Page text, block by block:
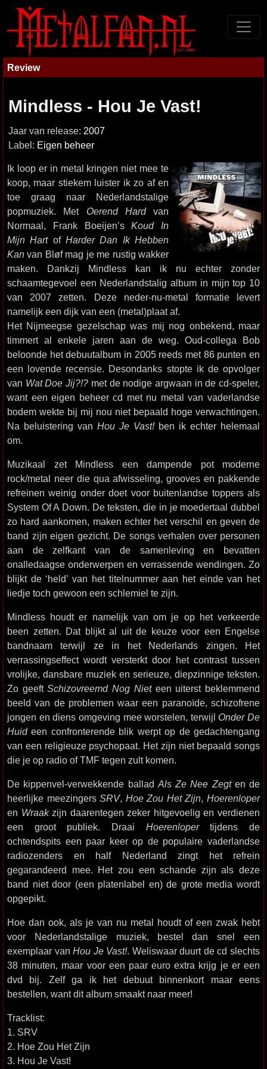
Review
Mindless - Hou Je Vast!
Jaar van release: 2007
Label: Eigen beheer
Ik loop er in metal kringen niet mee te
koop, maar stiekem luister ik zo af en
toe graag naar Nederlandstalige
popmuziek. Met Oerend Hardvan
Normaal, Frank Boeijen’sKoud In
Mijn HartofHarder Dan Ik Hebben
Kan van Bløf mag je me rustig wakker
maken. Dankzij Mindless kan ik nu echter zonder
schaamtegevoel een Nederlandstalig album in mijn top 10
van 2007 zetten. Deze neder-nu-metal formatie levert
namelijk een dijk van een (metal)plaat af.
Het Nijmeegse gezelschap was mij nog onbekend, maar
timmert al enkele jaren aan de weg. Oud-collega Bob
beloonde het debuutalbum in 2005 reeds met 86 punten en
een lovende recensie. Desondanks stopte ik de opvolger
van Wat Doe Jij?!? met de nodige argwaan in de cd-speler,
want een eigen beheer cd met nu metal van vaderlandse
bodem wekte bij mij nou niet bepaald hoge verwachtingen.
Na beluistering van Hou Je Vast!ben ik echter helemaal
om.
Muzikaal zet Mindless een dampende pot moderne
rock/metal neer die qua afwisseling, grooves en pakkende
refreinen weinig onder doet voor buitenlandse toppers als
System Of A Down. De teksten, die in je moedertaal dubbel
zo hard aankomen, maken echter het verschil en geven de
band zijn eigen gezicht. De songs verhalen over personen
aan de zelfkant van de samenleving en bevatten
onalledaagse onderwerpen en verrassende wendingen. Zo
blijkt de ‘held’ van het titelnummer aan het einde van het
liedje toch gewoon een schlemiel te zijn.
Mindless houdt er namelijk van om je op het verkeerde
been zetten. Dat blijkt al uit de keuze voor een Engelse
bandnaam terwijl ze in het Nederlands zingen. Het
verrassingseffect wordt versterkt door het contrast tussen
vrolijke, dansbare muziek en serieuze, diepzinnige teksten.
Zo geeftSchizovreemd Nog Nieteen uiterst beklemmend
beeld van de problemen waar een paranoïde, schizofrene
jongen en diens omgeving mee worstelen, terwijl Onder De
Huideen confronterende blik werpt op de gedachtengang
van een religieuze psychopaat. Het zijn niet bepaald songs
die je op radio of TMF tegen zult komen.
De kippenvel-verwekkende ballad Als Ze Nee Zegten de
heerlijke meezingersSRV, Hoe Zou Het Zijn,Hoerenloper
en Wraakzijn daarentegen zeker hitgevoelig en verdienen
een groot publiek. Draai Hoerenlopertijdens de
ochtendspits een paar keer op de populaire vaderlandse
radiozenders en half Nederland zingt het refrein
gegarandeerd mee. Het zou een schande zijn als deze
band niet door (een platenlabel en) de grote media wordt
opgepikt.
Hoe dan ook, als je van nu metal houdt of een zwak hebt
voor Nederlandstalige muziek, bestel dan snel een
exemplaar vanHou Je Vast!. Weliswaar duurt de cd slechts
38 minuten, maar voor een paar euro extra krijg je er een
dvd bij. Zelf ga ik het debuut binnenkort maar eens
bestellen, want dit album smaakt naar meer!
Tracklist:
1. SRV
2. Hoe Zou Het Zijn
3. Hou Je Vast!